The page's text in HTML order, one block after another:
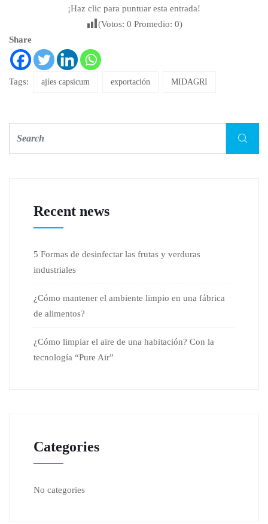
¡Haz clic para puntuar esta entrada!
(Votos: 0 Promedio: 0)
Share
Tags: ajíes capsicum exportación MIDAGRI
Recent news
5 Formas de desinfectar las frutas y verduras
industriales
¿Cómo mantener el ambiente limpio en una fábrica
de alimentos?
¿Cómo limpiar el aire de una habitación? Con la
tecnología “Pure Air”
Categories
No categories